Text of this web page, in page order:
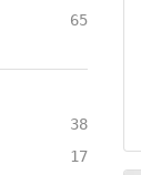
65
38
17